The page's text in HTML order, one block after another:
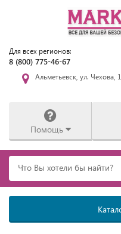
Для всех регионов:
8 (800) 775-46-67
Альметьевск, ул. Чехова,
Помощь